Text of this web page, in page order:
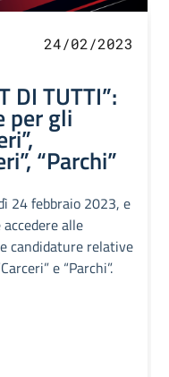
24/02/2023
DI TUTTI”:
per gli
“Parchi”
24 febbraio 2023, e
alle
candidature relative
e “Parchi”.